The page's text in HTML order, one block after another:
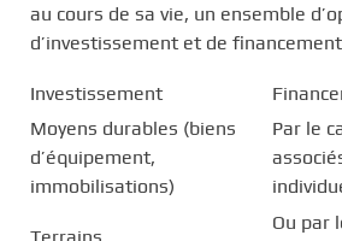
au cours de sa vie, un ensemble
d’investissement et de
Investissement
Moyens durables (biens
d’équipement,
immobilisations)
Par le
Ou par